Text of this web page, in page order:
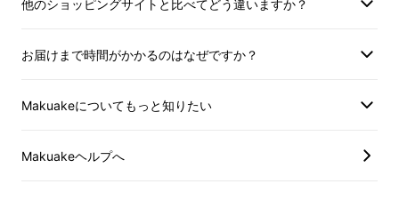
大手食品企業の人気ブランド商品
他のショッピングサイトと比べてどう違いますか？
お届けまで時間がかかるのはなぜですか？
Makuakeについてもっと知りたい
Makuakeヘルプへ